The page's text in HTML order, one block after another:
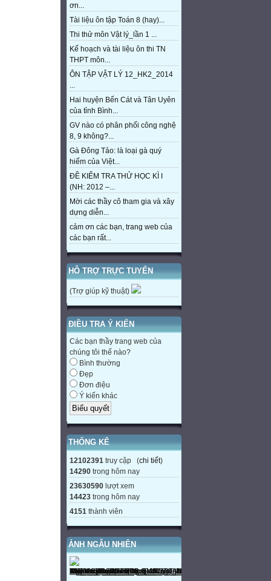
ơn...
Tài liệu ôn tập Toán 8 (hay)...
Thi thử môn Vật lý_lần 1 ...
Kế hoạch và tài liệu ôn thi TN
THPT môn...
ÔN TẬP VẬT LÝ 12_HK2_2014
...
Hai huyện Bến Cát và Tân Uyên
của tỉnh Bình...
GV nào có phân phối công nghệ
8, 9 không?...
Gà Đông Tảo: là loại gà quý
hiếm của Việt...
ĐỀ KIỂM TRA THỬ HỌC KÌ I
(NH: 2012 –...
Mời các thầy cô tham gia và xây
dựng diễn...
cảm ơn các bạn, trang web của
các bạn rất...
HỖ TRỢ TRỰC TUYẾN
(Trợ giúp kỹ thuật)
ĐIỀU TRA Ý KIẾN
Các bạn thầy trang web của
chúng tôi thế nào?
Bình thường
Đẹp
Đơn điệu
Ý kiến khác
THỐNG KÊ
12102391 truy cập (chi tiết)
14290 trong hôm nay
23630590 lượt xem
14423 trong hôm nay
4151 thành viên
ẢNH NGẪU NHIÊN